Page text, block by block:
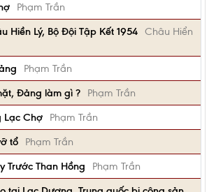
Phạm Trần
Hiền Lý, Bộ Đội Tập Kết 1954 Châu Hiển
Phạm Trần
Đảng làm gì ?
Phạm Trần
Lạc Chợ
Phạm Trần
tổ
Phạm Trần
Trước Than Hồng
Phạm Trần